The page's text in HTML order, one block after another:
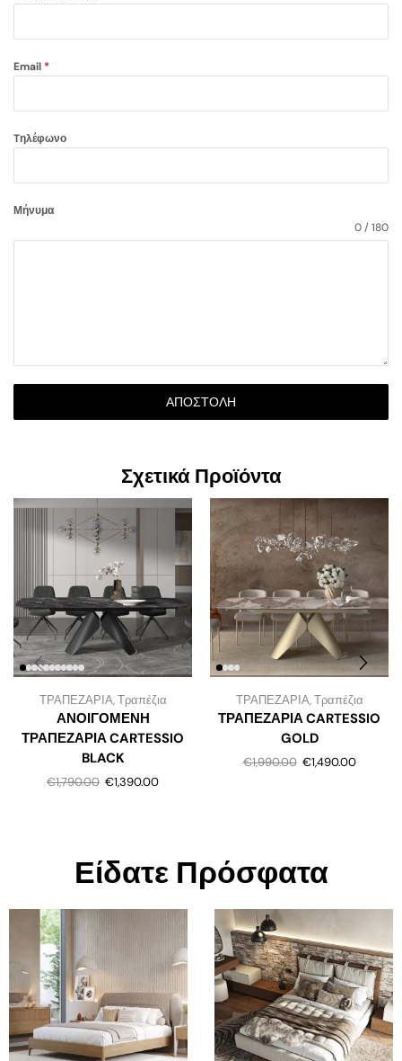
Email *
Tηλέφωνο
Μήνυμα
0 / 180
ΑΠΟΣΤΟΛΉ
Σχετικά Προϊόντα
ΤΡΑΠΕΖΑΡΙΑ,Τραπέζια
ΑΝΟΙΓΟΜΕΝΗ
ΤΡΑΠΕΖΑΡΙΑ CARTESSIO
BLACK
€1,790.00 €1,390.00
ΤΡΑΠΕΖΑΡΙΑ,Τραπέζια
ΤΡΑΠΕΖΑΡΙΑ CARTESSIO
GOLD
€1,990.00 €1,490.00
Είδατε Πρόσφατα